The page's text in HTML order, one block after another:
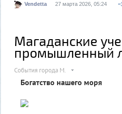
Vendetta 27 марта 2026, 05:24
Магаданские
промышленный
События города М.
Богатство нашего моря